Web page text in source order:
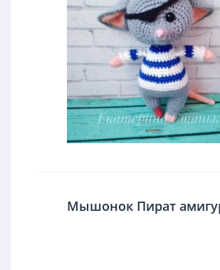
Мышонок Пират